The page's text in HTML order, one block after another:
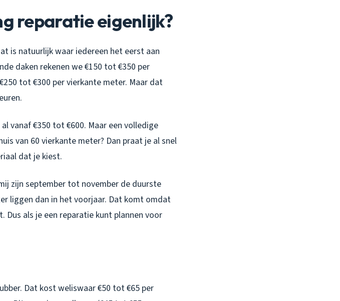
reparatie eigenlijk?
is natuurlijk waar iedereen het eerst aan
daken rekenen we €150 tot €350 per
tot €300 per vierkante meter. Maar dat
vanaf €350 tot €600. Maar een volledige
van 60 vierkante meter? Dan praat je al snel
dat je kiest.
zijn september tot november de duurste
liggen dan in het voorjaar. Dat komt omdat
als je een reparatie kunt plannen voor
Dat kost weliswaar €50 tot €65 per